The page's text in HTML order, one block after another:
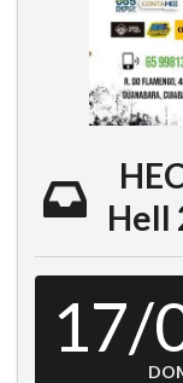
Hell
17/